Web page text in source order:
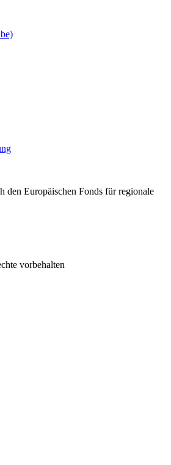
den Europäischen Fonds für regionale
vorbehalten